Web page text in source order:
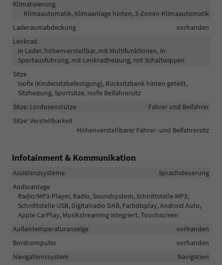
Klimatisierung
Klimaautomatik, Klimaanlage hinten, 3-Zonen-Klimaautomatik
Laderaumabdeckung
vorhanden
Lenkrad
in Leder, höhenverstellbar, mit Multifunktionen, in
Sportausführung, mit Lenkradheizung, mit Schaltwippen
Sitze
Isofix (Kindersitzbefestigung), Rücksitzbank hinten geteilt,
Sitzheizung, Sportsitze, Isofix Beifahrersitz
Sitze: Lordosenstütze
Fahrer und Beifahrer
Sitze: Verstellbarkeit
Höhenverstellbarer Fahrer- und Beifahrersitz
Infotainment & Kommunikation
Assistenzsysteme
Sprachsteuerung
Audioanlage
Radio/MP3-Player, Radio, Soundsystem, Schnittstelle MP3,
Schnittstelle USB, Digitalradio DAB, Farbdisplay, Android Auto,
Apple CarPlay, Musikstreaming integriert, Touchscreen
Außentemperaturanzeige
vorhanden
Bordcomputer
vorhanden
Navigationssystem
Navigation